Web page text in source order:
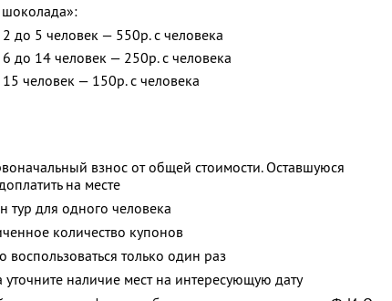
до 5 человек — 550р. с человека
до 14 человек — 250р. с человека
человек — 150р. с человека
взнос от общей стоимости. Оставшуюся
на месте
тур для одного человека
количество купонов
только один раз
наличие мест на интересующую дату